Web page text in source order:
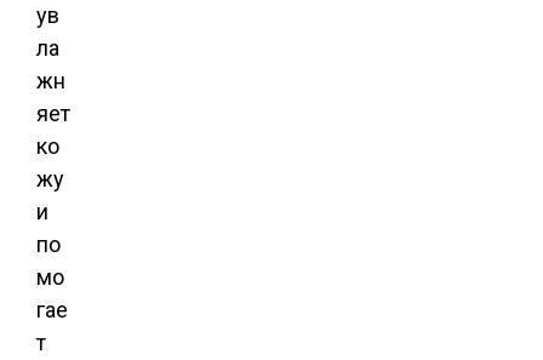
ув
ла
жн
яет
ко
жу
и
по
мо
гае
т